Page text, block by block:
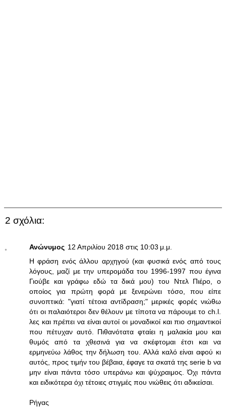
2 σχόλια:
Ανώνυμος 12 Απριλίου 2018 στις 10:03 μ.μ.
Η φράση ενός άλλου αρχηγού (και φυσικά ενός από τους
λόγους, μαζί με την υπερομάδα του 1996-1997 που έγινα
Γιούβε και γράφω εδώ τα δικά μου) του Ντελ Πιέρο, ο
οποίος για πρώτη φορά με ξενερώνει τόσο, που είπε
συνοπτικά: "γιατί τέτοια αντίδραση;" μερικές φορές νιώθω
ότι οι παλαιότεροι δεν θέλουν με τίποτα να πάρουμε το ch.l.
λες και πρέπει να είναι αυτοί οι μοναδικοί και πιο σημαντικοί
που πέτυχαν αυτό. Πιθανότατα φταίει η μαλακία μου και
θυμός από τα χθεσινά για να σκέφτομαι έτσι και να
ερμηνεύω λάθος την δήλωση του. Αλλά καλό είναι αφού κι
αυτός, προς τιμήν του βέβαια, έφαγε τα σκατά της serie b να
μην είναι πάντα τόσο υπεράνω και ψύχραιμος. Όχι πάντα
και ειδικότερα όχι τέτοιες στιγμές που νιώθεις ότι αδικείσαι.
Ρήγας